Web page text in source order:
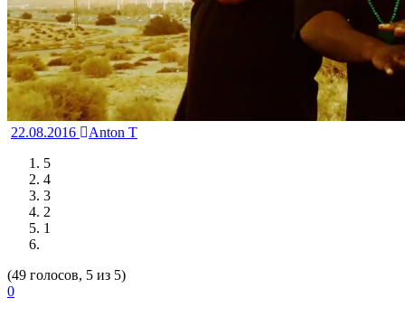
22.08.2016
Anton T
5
4
3
2
1
(49 голосов, 5 из 5)
0